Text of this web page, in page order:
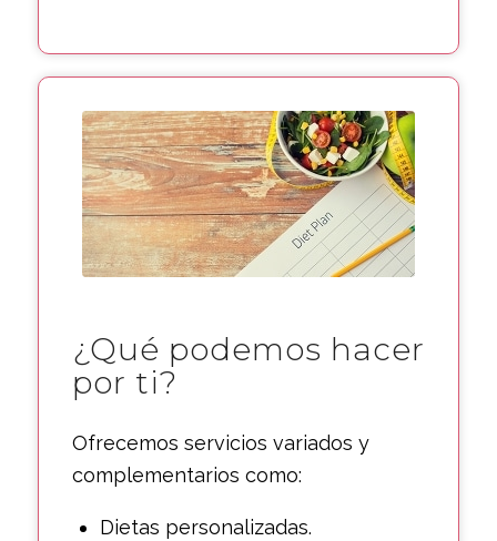
¿Qué podemos hacer
por ti?
Ofrecemos servicios variados y
complementarios como:
Dietas personalizadas.